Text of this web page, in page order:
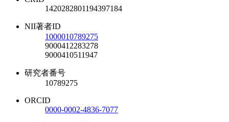
1420282801194397184
NII著者ID
1000010789275
9000412283278
9000410511947
研究者番号
10789275
ORCID
0000-0002-4836-7077